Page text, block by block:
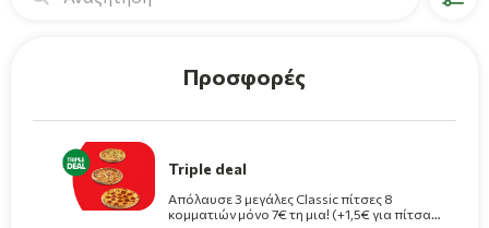
L'artigiano Pizza
Προσφορές
Triple deal
Απόλαυσε 3 μεγάλες Classic πίτσες 8
κομματιών μόνο 7€ τη μια! (+1,5€ για πίτσα